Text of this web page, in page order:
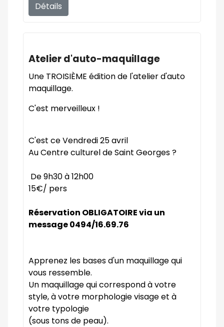
Détails
Atelier d'auto-maquillage
Une TROISIÈME édition de l'atelier d'auto
maquillage.
C'est merveilleux !
C'est ce Vendredi 25 avril
Au Centre culturel de Saint Georges ?
De 9h30 à 12h00
15€/ pers
Réservation OBLIGATOIRE via un
message 0494/16.69.76
Apprenez les bases d'un maquillage qui
vous ressemble.
Un maquillage qui correspond à votre
style, à votre morphologie visage et à
votre typologie
(sous tons de peau).